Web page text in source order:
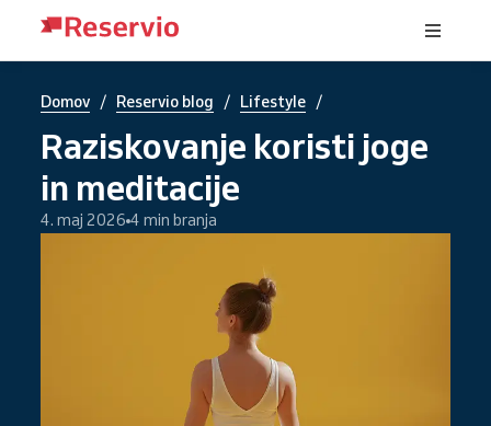
Domov / Reservio blog / Lifestyle /
Raziskovanje koristi joge
in meditacije
4. maj 2026 4 min branja